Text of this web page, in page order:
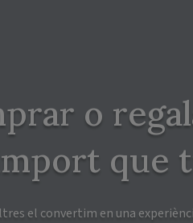
o
que
el convertim en una